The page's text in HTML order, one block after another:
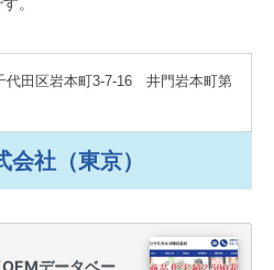
田区岩本町3-7-16 井門岩本町第
社（東京）